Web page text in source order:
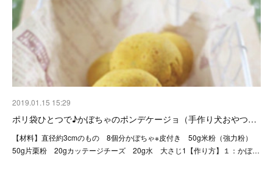
2019.01.15 15:29
ポリ袋ひとつで♪かぼちゃのポンデケージョ（手作り犬おやつ…
【材料】直径約3cmのもの 8個分かぼちゃ※皮付き 50g米粉（強力粉）
50g片栗粉 20gカッテージチーズ 20g水 大さじ1【作り方】１：かぼ…